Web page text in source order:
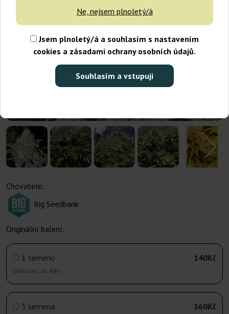
Ne, nejsem plnoletý/á
Jsem plnoletý/á a souhlasím s nastavením
cookies a zásadami ochrany osobních údajů.
Souhlasím a vstupuji
Chovatelé:
Big Seedbank
Originální balení:
1 semeno
Odeslání do 48h
140Kč
3 semena 360Kč